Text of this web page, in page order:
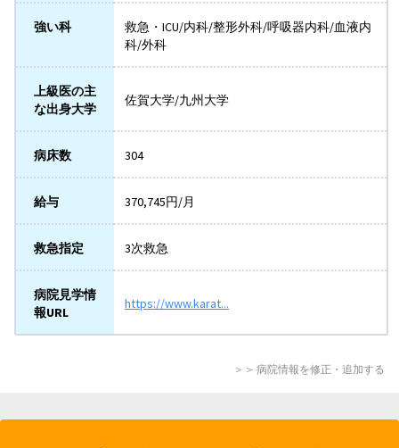
強い科
救急・ICU/内科/整形外科/呼吸器内科/血液内
科/外科
上級医の主
な出身大学
佐賀大学/九州大学
病床数 304
給与 370,745円/月
救急指定 3次救急
病院見学情
報URL
https://www.karat...
＞＞ 病院情報を修正・追加する